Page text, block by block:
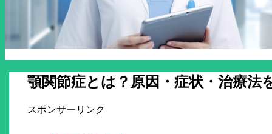
顎関節症とは？原因・症状・治療法
スポンサーリンク